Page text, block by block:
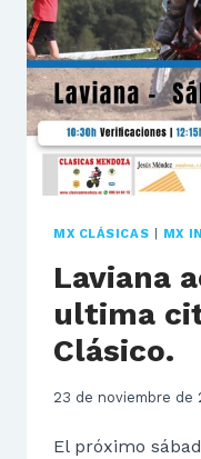
MX CLÁSICAS MX
Laviana
ultima
Clásico.
23 de noviembre de
El próximo